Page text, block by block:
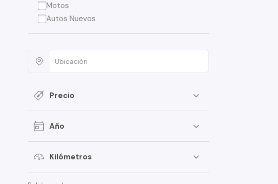
Motos
Autos Nuevos
Precio
Año
Kilómetros